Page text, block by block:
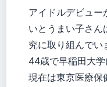
アイドルデビュー
いとうまい子さん
究に取り組んでい
44歳で早稲田大学
現在は東京医療保